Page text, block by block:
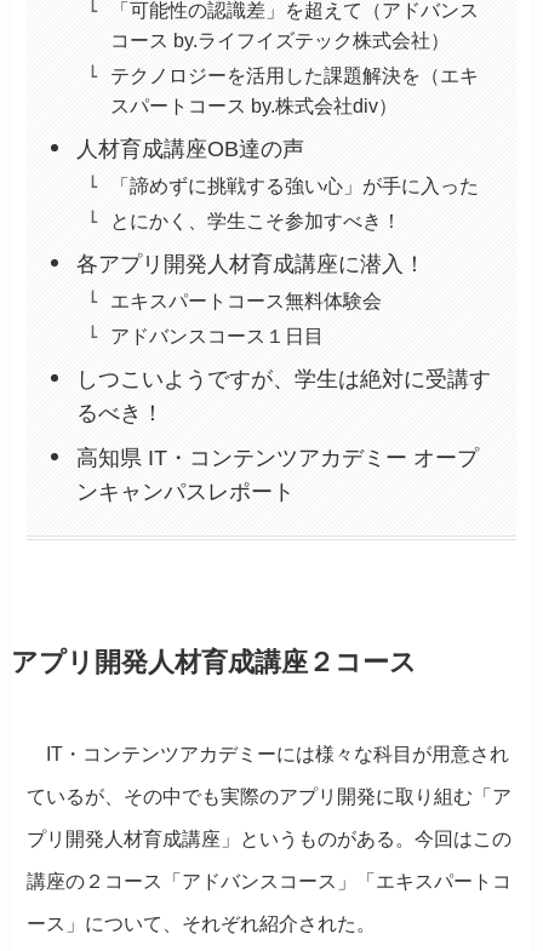
「可能性の認識差」を超えて（アドバンス
コース by.ライフイズテック株式会社）
テクノロジーを活用した課題解決を（エキ
スパートコース by.株式会社div）
人材育成講座OB達の声
「諦めずに挑戦する強い心」が手に入った
とにかく、学生こそ参加すべき！
各アプリ開発人材育成講座に潜入！
エキスパートコース無料体験会
アドバンスコース１日目
しつこいようですが、学生は絶対に受講す
るべき！
高知県 IT・コンテンツアカデミー オープ
ンキャンパスレポート
アプリ開発人材育成講座２コース
IT・コンテンツアカデミーには様々な科目が用意され
ているが、その中でも実際のアプリ開発に取り組む「ア
プリ開発人材育成講座」というものがある。今回はこの
講座の２コース「アドバンスコース」「エキスパートコ
ース」について、それぞれ紹介された。